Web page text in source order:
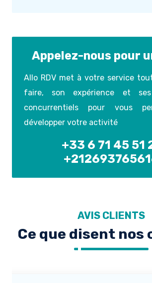
Appelez-nous pour
Allo RDV met à votre service
faire, son expérience et ses
concurrentiels pour vous
développer votre activité
+33 6 71 45 51
AVIS CLIENTS
Ce que disent nos